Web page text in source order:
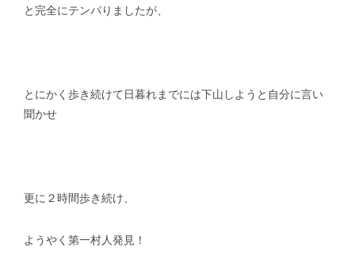
と完全にテンパりましたが、
とにかく歩き続けて日暮れまでには下山しようと自分に言い
聞かせ
更に２時間歩き続け、
ようやく第一村人発見！